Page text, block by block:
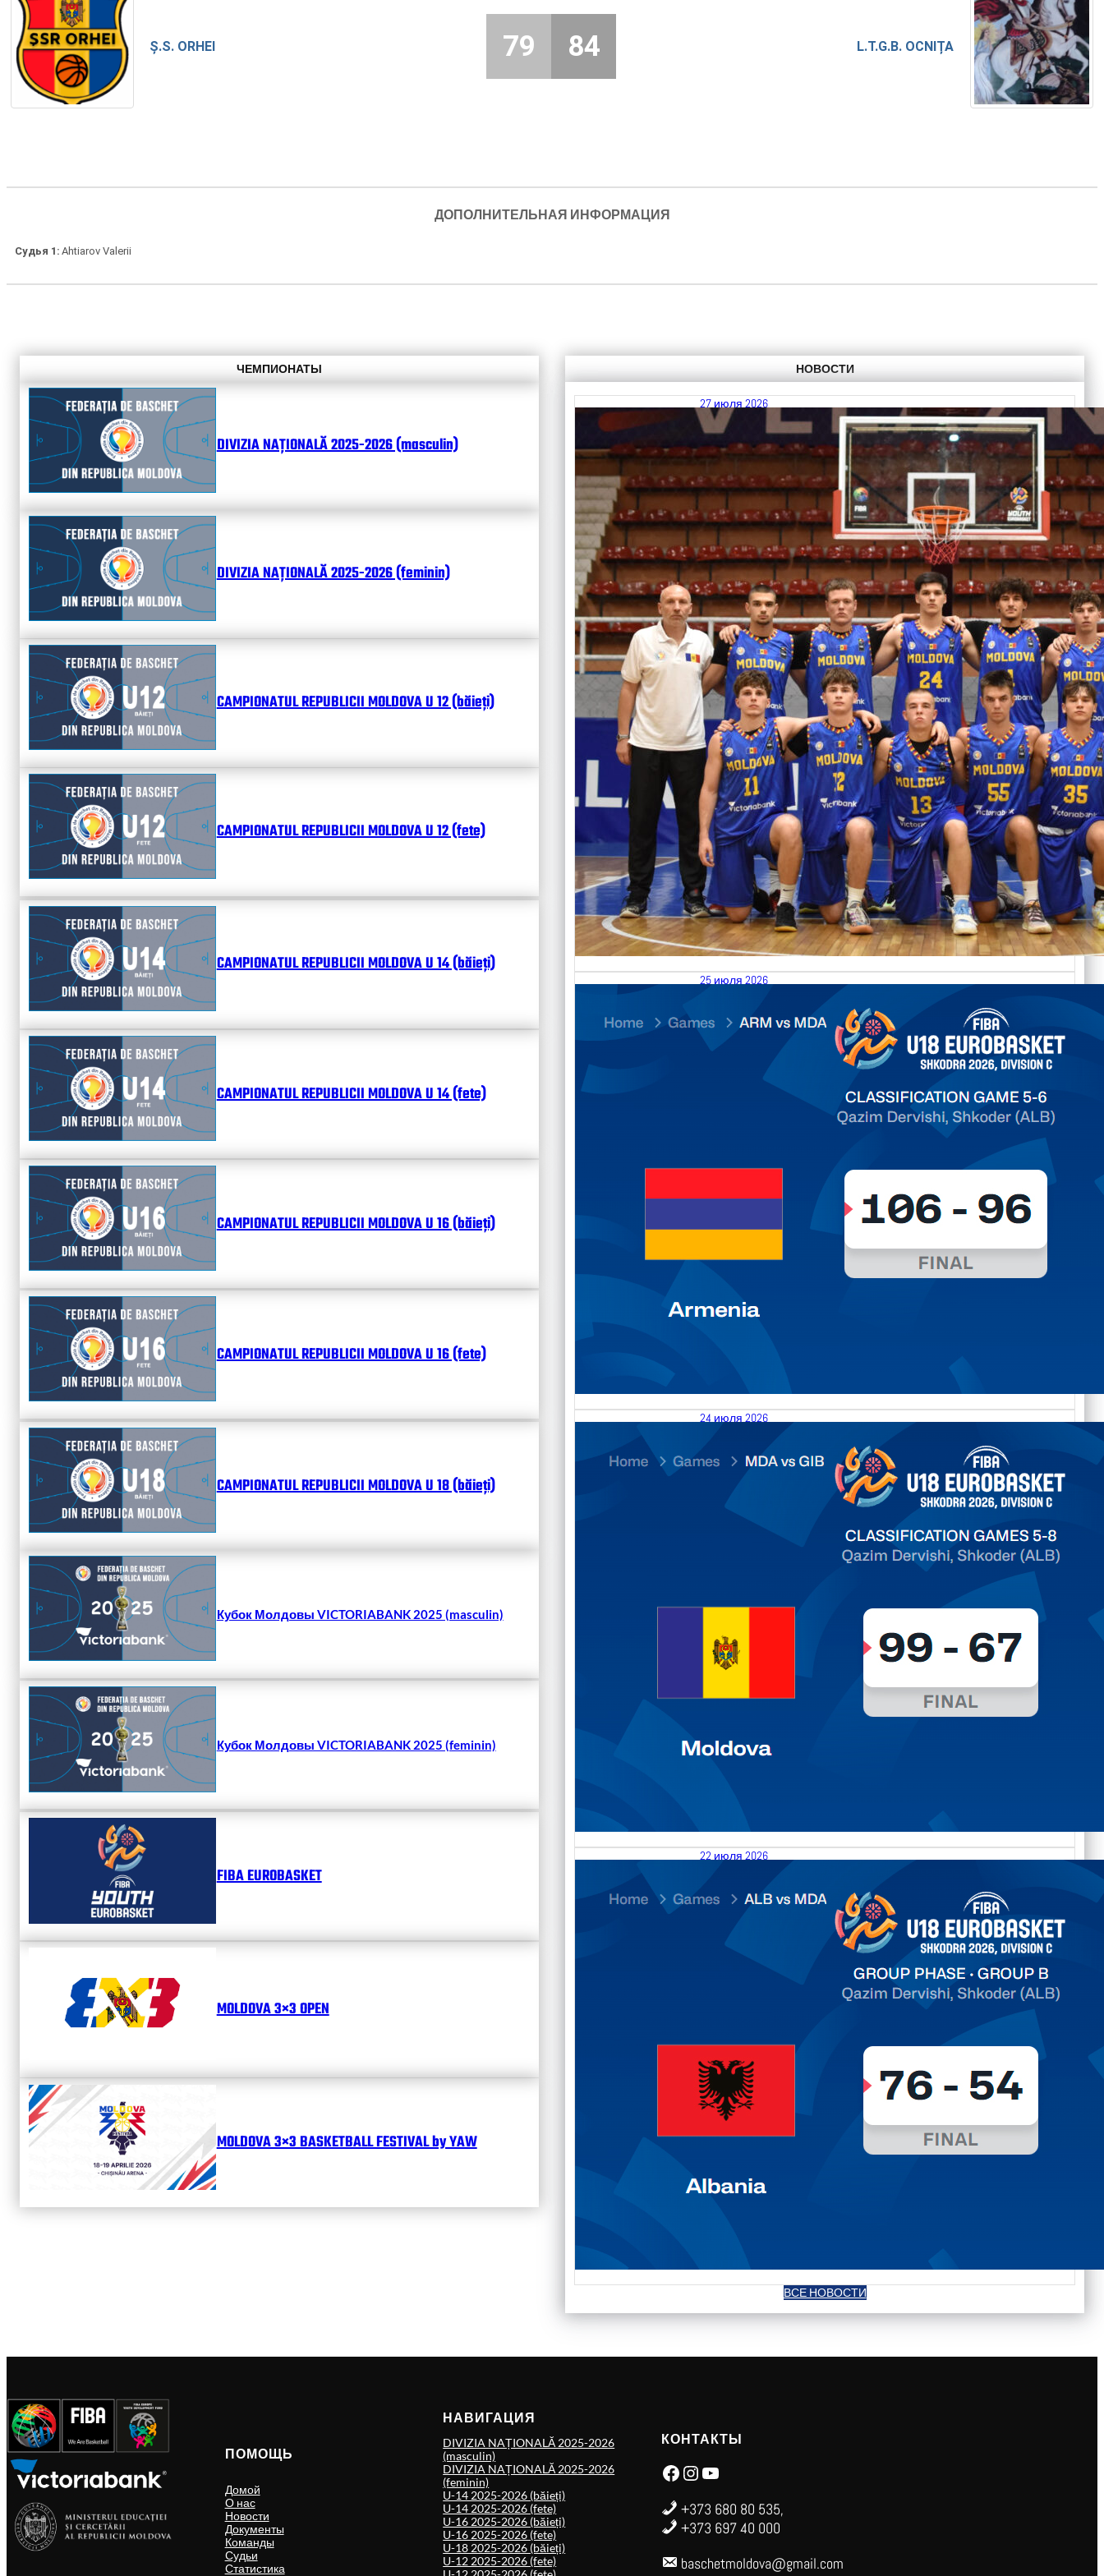
Ș.S. ORHEI L.T.G.B. OCNIȚA
79 84
ДОПОЛНИТЕЛЬНАЯ ИНФОРМАЦИЯ
Судья 1 Ahtiarov Valerii
ЧЕМПИОНАТЫ
DIVIZIA NAȚIONALĂ 2025-2026 (masculin)
DIVIZIA NAȚIONALĂ 2025-2026 (feminin)
CAMPIONATUL REPUBLICII MOLDOVA U 12 (băieți)
CAMPIONATUL REPUBLICII MOLDOVA U 12 (fete)
CAMPIONATUL REPUBLICII MOLDOVA U 14 (băieți)
CAMPIONATUL REPUBLICII MOLDOVA U 14 (fete)
CAMPIONATUL REPUBLICII MOLDOVA U 16 (băieți)
CAMPIONATUL REPUBLICII MOLDOVA U 16 (fete)
CAMPIONATUL REPUBLICII MOLDOVA U 18 (băieți)
Кубок Молдовы VICTORIABANK 2025 (masculin)
Кубок Молдовы VICTORIABANK 2025 (feminin)
FIBA EUROBASKET
MOLDOVA 3×3 OPEN
MOLDOVA 3×3 BASKETBALL FESTIVAL by YAW
НОВОСТИ
27 июля 2026
Итоги FIBA U18 EuroBasket 2026, Division C
25 июля 2026
26.07.2026 Armenia vs Moldova FIBA U18 EuroBasket 2026,
Division C
Читать далее
24 июля 2026
25.07.2026 Moldova vs Gibraltar FIBA U18 EuroBasket 2026,
Division C
Читать далее
22 июля 2026
23.07.2026 Albania vs Moldova FIBA U18 EuroBasket 2026,
Division C
Читать далее
ВСЕ НОВОСТИ
ПОМОЩЬ
Домой
О нас
Новости
Документы
Команды
Судьи
Статистика
НАВИГАЦИЯ
DIVIZIA NAȚIONALĂ 2025-2026
(masculin)
DIVIZIA NAȚIONALĂ 2025-2026
(feminin)
U-14 2025-2026 (băieți)
U-14 2025-2026 (fete)
U-16 2025-2026 (băieți)
U-16 2025-2026 (fete)
U-18 2025-2026 (băieți)
U-12 2025-2026 (fete)
КОНТАКТЫ
Facebook Instagram YouTube
+373 680 80 535,
+373 697 40 000
baschetmoldova@gmail.com